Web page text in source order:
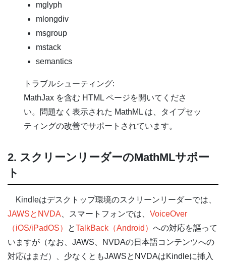
mglyph
mlongdiv
msgroup
mstack
semantics
トラブルシューティング:
MathJax を含む HTML ページを開いてくださ
い。問題なく表示された MathML は、タイプセッ
ティングの改善でサポートされています。
2. スクリーンリーダーのMathMLサポー
ト
Kindleはデスクトップ環境のスクリーンリーダーでは、
JAWSとNVDA 、スマートフォンでは、 VoiceOver
（iOS/iPadOS）
とTalkBack（Android） への対応を謳って
いますが（なお、JAWS、NVDAの日本語コンテンツへの
対応はまだ）、少なくともJAWSとNVDAはKindleに挿入